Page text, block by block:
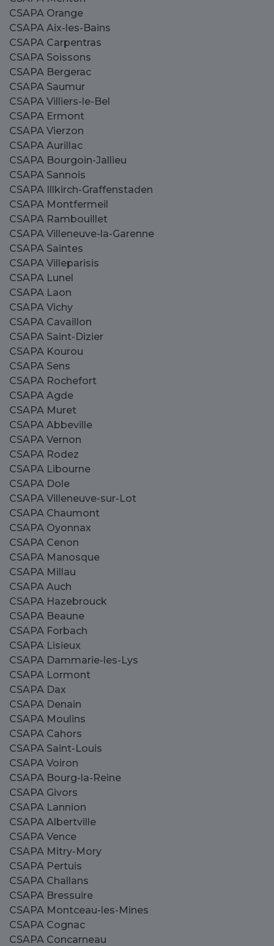
CSAPA Orange
CSAPA Aix-les-Bains
CSAPA Carpentras
CSAPA Soissons
CSAPA Bergerac
CSAPA Saumur
CSAPA Villiers-le-Bel
CSAPA Ermont
CSAPA Vierzon
CSAPA Aurillac
CSAPA Bourgoin-Jallieu
CSAPA Sannois
CSAPA Illkirch-Graffenstaden
CSAPA Montfermeil
CSAPA Rambouillet
CSAPA Villeneuve-la-Garenne
CSAPA Saintes
CSAPA Villeparisis
CSAPA Lunel
CSAPA Laon
CSAPA Vichy
CSAPA Cavaillon
CSAPA Saint-Dizier
CSAPA Kourou
CSAPA Sens
CSAPA Rochefort
CSAPA Agde
CSAPA Muret
CSAPA Abbeville
CSAPA Vernon
CSAPA Rodez
CSAPA Libourne
CSAPA Dole
CSAPA Villeneuve-sur-Lot
CSAPA Chaumont
CSAPA Oyonnax
CSAPA Cenon
CSAPA Manosque
CSAPA Millau
CSAPA Auch
CSAPA Hazebrouck
CSAPA Beaune
CSAPA Forbach
CSAPA Lisieux
CSAPA Dammarie-les-Lys
CSAPA Lormont
CSAPA Dax
CSAPA Denain
CSAPA Moulins
CSAPA Cahors
CSAPA Saint-Louis
CSAPA Voiron
CSAPA Bourg-la-Reine
CSAPA Givors
CSAPA Lannion
CSAPA Albertville
CSAPA Vence
CSAPA Mitry-Mory
CSAPA Pertuis
CSAPA Challans
CSAPA Bressuire
CSAPA Montceau-les-Mines
CSAPA Cognac
CSAPA Concarneau